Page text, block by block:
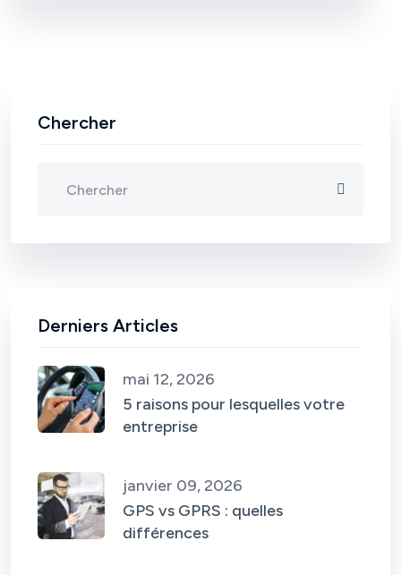
Chercher
Derniers Articles
mai 12, 2026
5 raisons pour lesquelles votre
entreprise
janvier 09, 2026
GPS vs GPRS : quelles
différences